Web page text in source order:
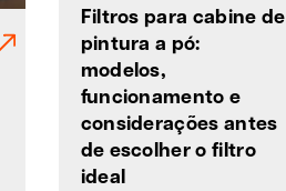
Filtros para cabine de
pintura a pó:
modelos,
funcionamento e
considerações antes
de escolher o filtro
ideal